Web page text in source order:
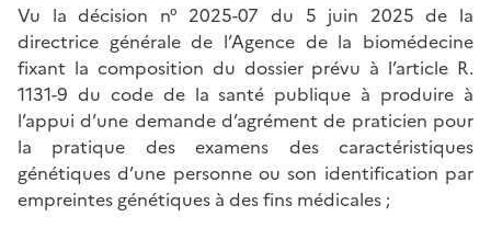
Vu la décision n° 2025-07 du 5 juin 2025 de la
directrice générale de l’Agence de la biomédecine
fixant la composition du dossier prévu à l’article R.
1131-9 du code de la santé publique à produire à
l’appui d’une demande d’agrément de praticien pour
la pratique des examens des caractéristiques
génétiques d’une personne ou son identification par
empreintes génétiques à des fins médicales ;